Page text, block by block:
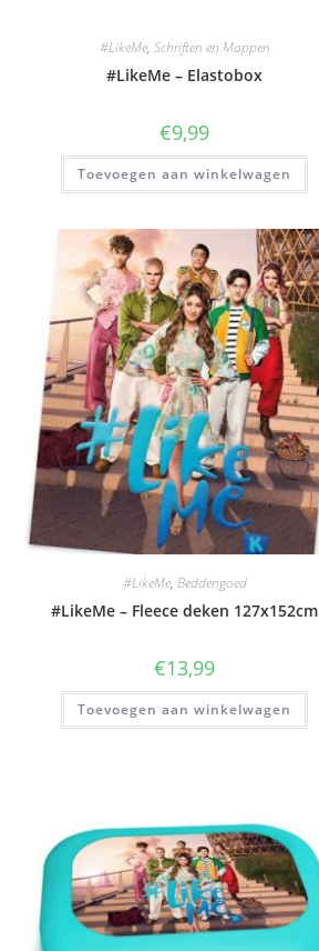
#LikeMe, Schriften en Mappen
#LikeMe – Elastobox
€9,99
Toevoegen aan winkelwagen
#LikeMe, Beddengoed
#LikeMe – Fleece deken 127x152cm
€13,99
Toevoegen aan winkelwagen